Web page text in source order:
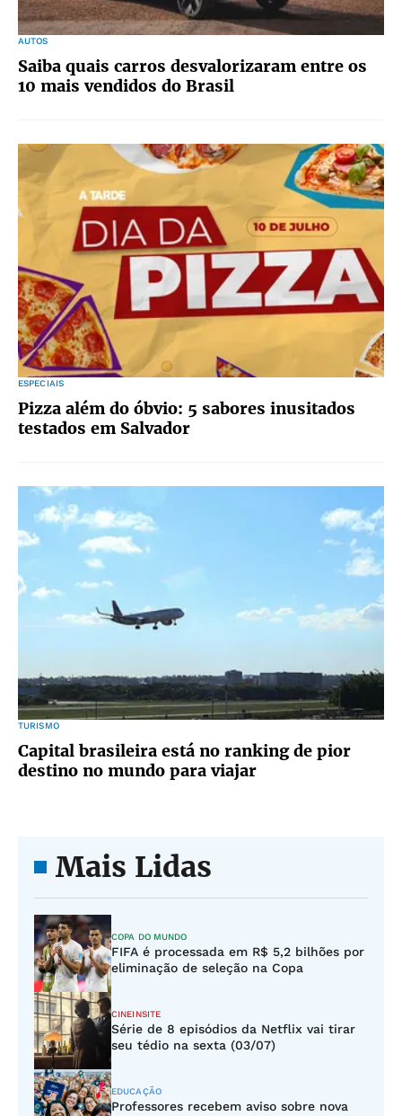
AUTOS
Saiba quais carros desvalorizaram entre os
10 mais vendidos do Brasil
ESPECIAIS
Pizza além do óbvio: 5 sabores inusitados
testados em Salvador
TURISMO
Capital brasileira está no ranking de pior
destino no mundo para viajar
Mais Lidas
COPA DO MUNDO
FIFA é processada em R$ 5,2 bilhões por
eliminação de seleção na Copa
CINEINSITE
Série de 8 episódios da Netflix vai tirar
seu tédio na sexta (03/07)
EDUCAÇÃO
Professores recebem aviso sobre nova